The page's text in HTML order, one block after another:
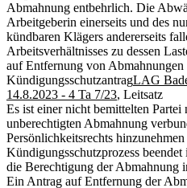
Abmahnung entbehrlich. Die
Arbeitgeberin einerseits und des
kündbaren Klägers andererseits
Arbeitsverhältnisses zu dessen
auf Entfernung von Abmahnungen
KündigungsschutzantragLAG
14.8.2023 - 4 Ta 7/23, Leitsatz
Es ist einer nicht bemittelten
unberechtigten Abmahnung
Persönlichkeitsrechts
Kündigungsschutzprozess
die Berechtigung der Abmahnung
Ein Antrag auf Entfernung der